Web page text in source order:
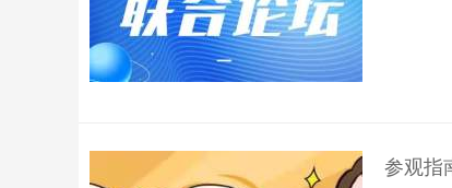
参观指